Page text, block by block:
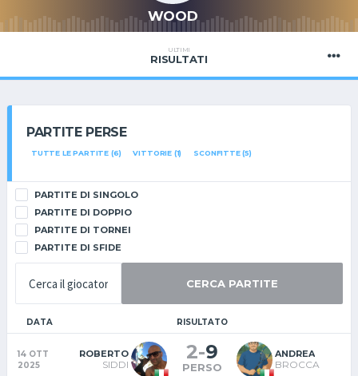
WOOD
ULTIMI
RISULTATI
PARTITE PERSE
TUTTE LE PARTITE (6) VITTORIE (1) SCONFITTE (5)
PARTITE DI SINGOLO
PARTITE DI DOPPIO
PARTITE DI TORNEI
PARTITE DI SFIDE
CERCA PARTITE
DATA RISULTATO
14 OTT
2025
ROBERTO
SIDDI
2-9
PERSO
ANDREA
BROCCA